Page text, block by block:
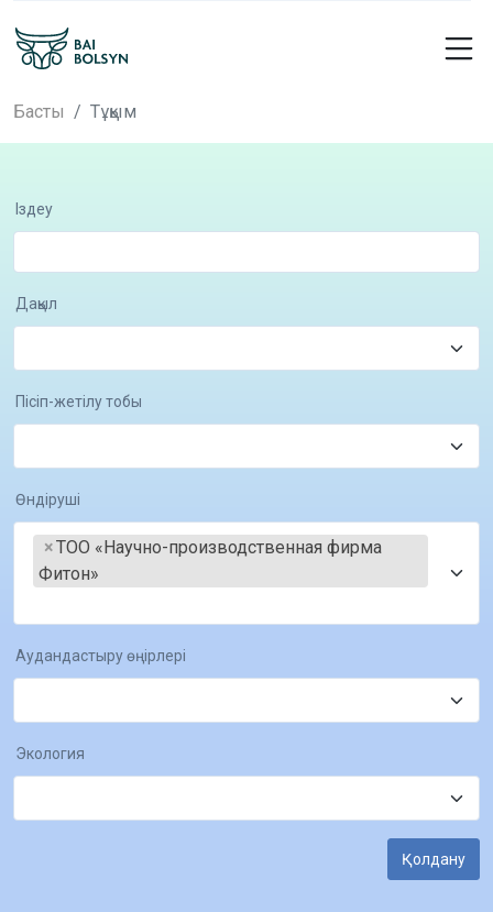
Басты Тұқым
Іздеу
Дақыл
Пісіп-жетілу тобы
Өндіруші
×ТОО «Научно-производственная фирма
Фитон»
Аудандастыру өңірлері
Экология
Қолдану